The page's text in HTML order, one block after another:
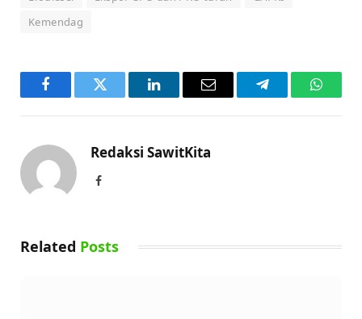
Kemendag
FacebookTwitter LinkedInEmail Telegram
Redaksi SawitKita
Facebook
Related Posts